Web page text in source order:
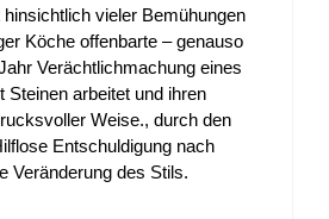
vieler Bemühungen
Köche offenbarte – genauso
Verächtlichmachung eines
Steinen arbeitet und ihren
Weise., durch den
Entschuldigung nach
Veränderung des Stils.